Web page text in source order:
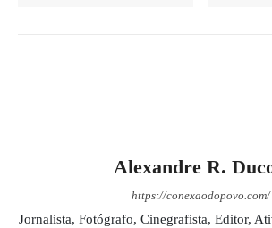
Alexandre R.
https://conexaodopovo.com/
Jornalista, Fotógrafo, Cinegrafista, Editor,